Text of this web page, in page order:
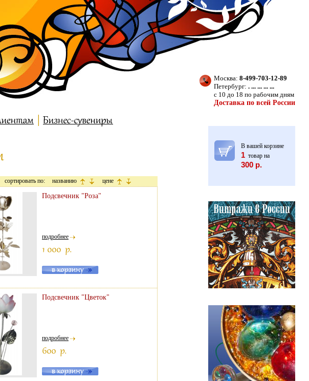
Москва:8-499-703-12-89
Петербург:. ... ... ... ...
с 10 до 18 по рабочим дням
Доставка по всей России
сортировать по: названию цене
Подсвечник "Роза"
подробнее
Подсвечник "Цветок"
подробнее
В вашей корзине
1 товар на
300 р.